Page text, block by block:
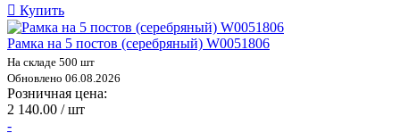
Купить
Рамка на 5 постов (серебряный) W0051806
На складе 500 шт
Обновлено 06.08.2026
Розничная цена:
2 140.00 / шт
-